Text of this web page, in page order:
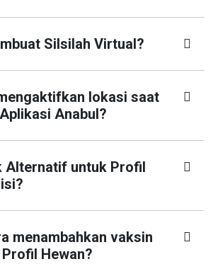
Silsilah Virtual?
lokasi saat
Anabul?
Alternatif untuk Profil
menambahkan vaksin
Hewan?